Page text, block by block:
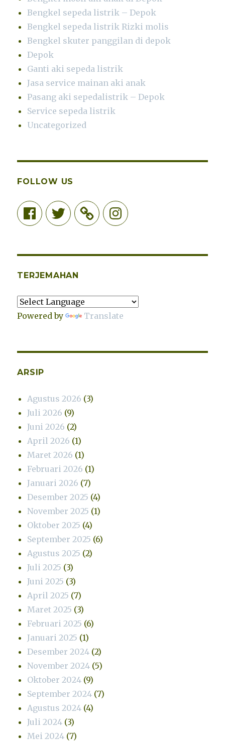
Bengkel sepeda listrik – Depok
Bengkel sepeda listrik Rizki molis
Bengkel skuter panggilan di depok
Depok
Ganti aki sepeda listrik
Jasa service mainan aki anak
Pasang aki sepedalistrik – Depok
Service sepeda listrik
Uncategorized
FOLLOW US
FacebookTwitter Instagram
TERJEMAHAN
Powered by Translate
ARSIP
Agustus 2026 (3)
Juli 2026 (9)
Juni 2026 (2)
April 2026 (1)
Maret 2026 (1)
Februari 2026 (1)
Januari 2026 (7)
Desember 2025 (4)
November 2025 (1)
Oktober 2025 (4)
September 2025 (6)
Agustus 2025 (2)
Juli 2025 (3)
Juni 2025 (3)
April 2025 (7)
Maret 2025 (3)
Februari 2025 (6)
Januari 2025 (1)
Desember 2024 (2)
November 2024 (5)
Oktober 2024 (9)
September 2024 (7)
Agustus 2024 (4)
Juli 2024 (3)
Mei 2024 (7)